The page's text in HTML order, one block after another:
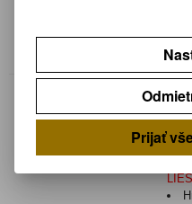
Prijať